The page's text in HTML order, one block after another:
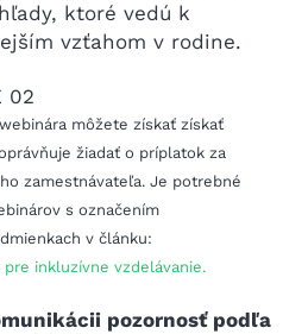
ktoré vedú k
vzťahom v rodine.
môžete získať získať
žiadať o príplatok za
zamestnávateľa. Je potrebné
s označením
v článku:
inkluzívne vzdelávanie.
pozornosť podľa